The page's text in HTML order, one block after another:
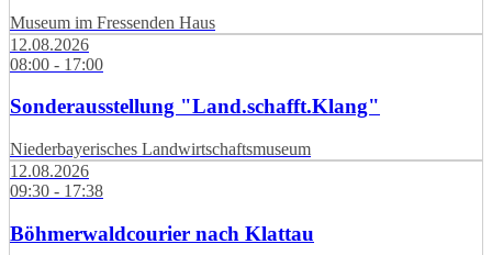
Museum im Fressenden Haus
12.08.2026
08:00 - 17:00
Sonderausstellung "Land.schafft.Klang"
Niederbayerisches Landwirtschaftsmuseum
12.08.2026
09:30 - 17:38
Böhmerwaldcourier nach Klattau